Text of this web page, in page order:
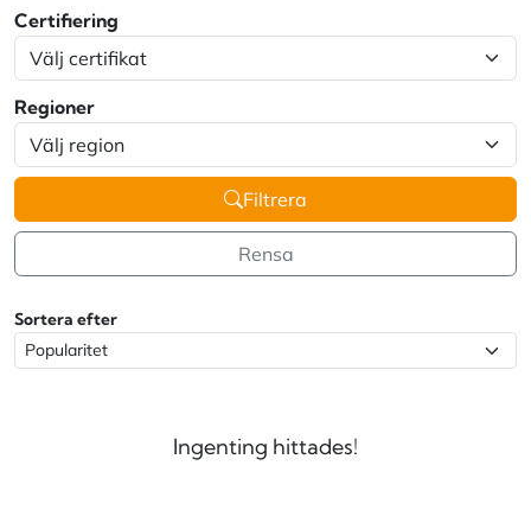
Certifiering
Regioner
Filtrera
Rensa
Sortera efter
Ingenting hittades!